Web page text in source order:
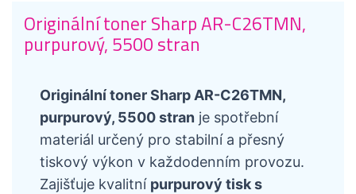
Originální toner Sharp AR-C26TMN,
purpurový, 5500 stran
Originální toner Sharp AR-C26TMN,
purpurový, 5500 stran je spotřební
materiál určený pro stabilní a přesný
tiskový výkon v každodenním provozu.
Zajišťuje kvalitní purpurový tisk s